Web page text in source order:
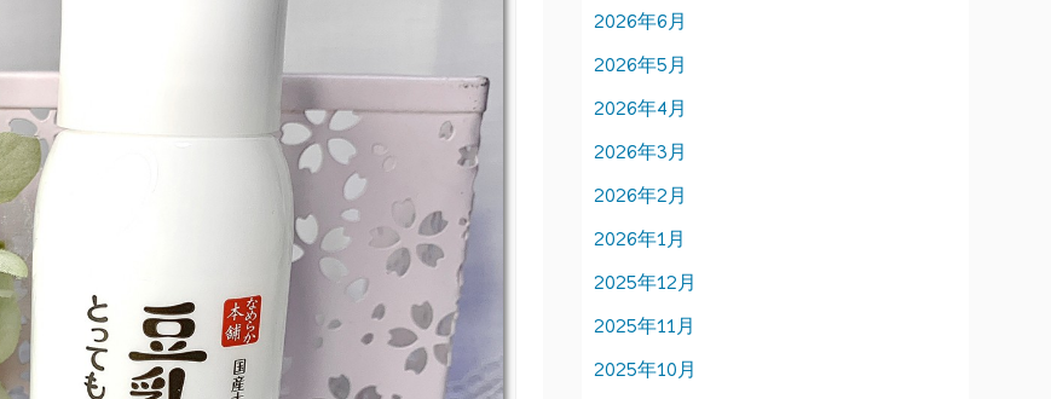
2026年6月
2026年5月
2026年4月
2026年3月
2026年2月
2026年1月
2025年12月
2025年11月
2025年10月